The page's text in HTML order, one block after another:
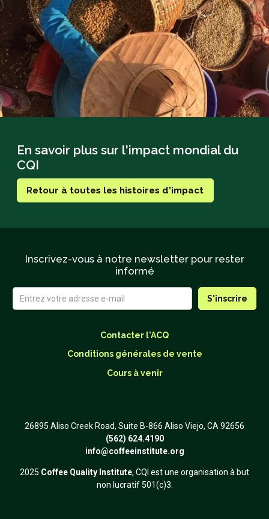
En savoir plus sur l'impact mondial du
CQI
Retour à toutes les histoires d'impact
Inscrivez-vous à notre newsletter pour rester
informé
Contacter l'ACQ
Conditions générales de vente
Cours à venir
26895 Aliso Creek Road, Suite B-866 Aliso Viejo, CA 92656
(562) 624.4190
info@coffeeinstitute.org
2025 Coffee Quality Institute, CQI est une organisation à but
non lucratif 501(c)3.